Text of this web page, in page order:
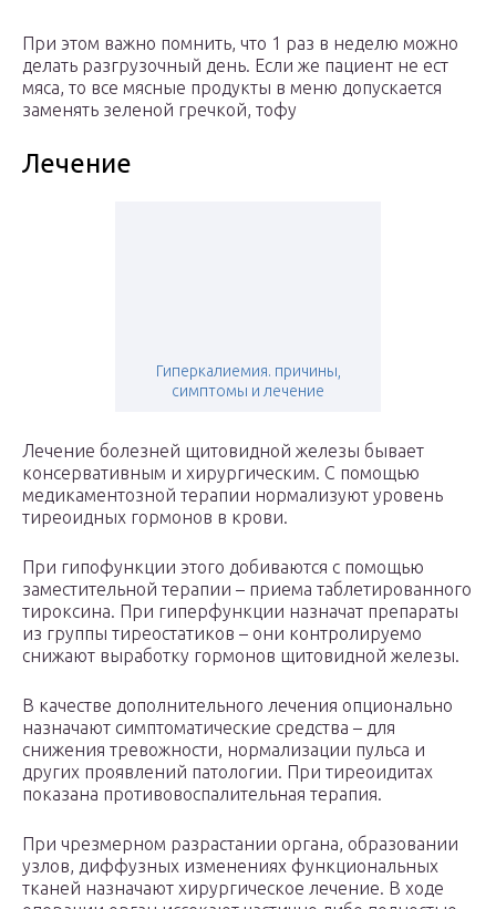
При этом важно помнить, что 1 раз в неделю можно
делать разгрузочный день. Если же пациент не ест
мяса, то все мясные продукты в меню допускается
заменять зеленой гречкой, тофу
Лечение
Гиперкалиемия. причины,
симптомы и лечение
Лечение болезней щитовидной железы бывает
консервативным и хирургическим. С помощью
медикаментозной терапии нормализуют уровень
тиреоидных гормонов в крови.
При гипофункции этого добиваются с помощью
заместительной терапии – приема таблетированного
тироксина. При гиперфункции назначат препараты
из группы тиреостатиков – они контролируемо
снижают выработку гормонов щитовидной железы.
В качестве дополнительного лечения опционально
назначают симптоматические средства – для
снижения тревожности, нормализации пульса и
других проявлений патологии. При тиреоидитах
показана противовоспалительная терапия.
При чрезмерном разрастании органа, образовании
узлов, диффузных изменениях функциональных
тканей назначают хирургическое лечение. В ходе